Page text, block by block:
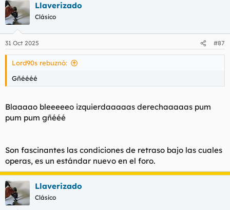
c
c
i
e
s
Llaverizado
Clásico
31 Oct 2025 #87
Lord90s rebuznó:
Gñéééé
Blaaaao bleeeeeo izquierdaaaaas derechaaaaas pum
pum pum gñééé
Son fascinantes las condiciones de retraso bajo las cuales
operas, es un estándar nuevo en el foro.
Llaverizado
Clásico